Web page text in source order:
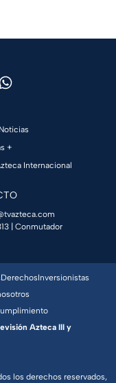
+
Internacional
| Conmutador
los derechos reservados,
DerechosInversionistas
Azteca III y